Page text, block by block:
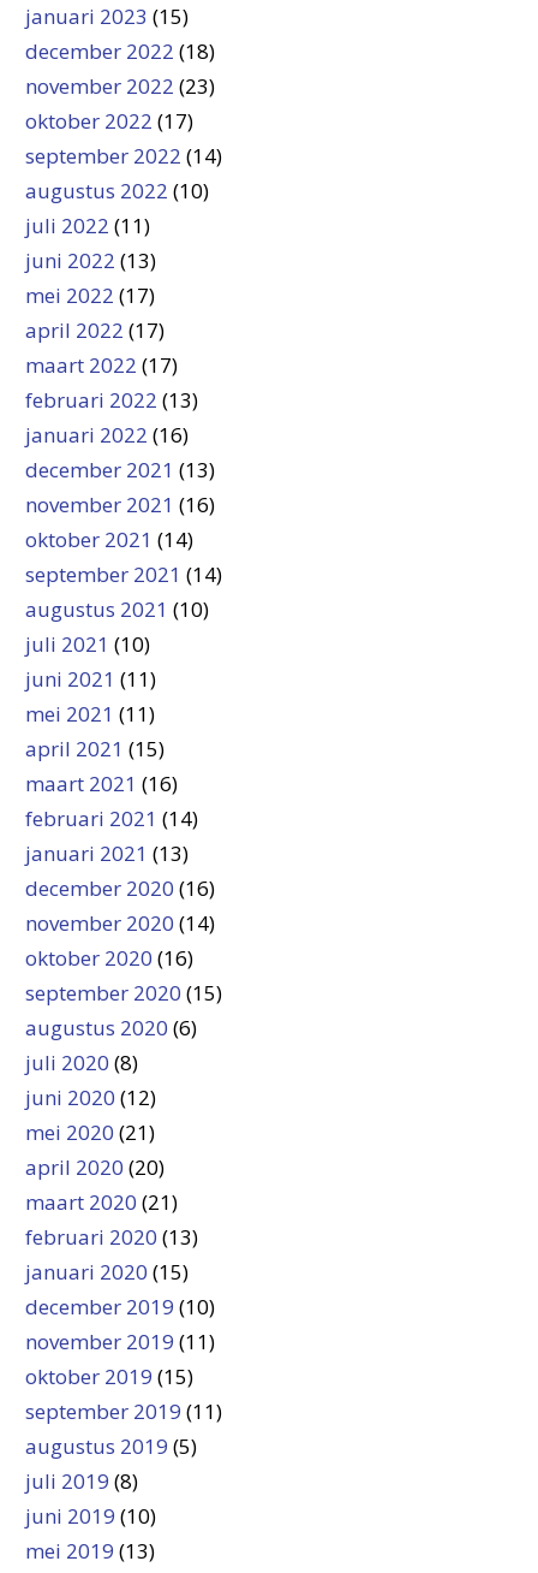
januari 2023 (15)
december 2022 (18)
november 2022 (23)
oktober 2022 (17)
september 2022 (14)
augustus 2022 (10)
juli 2022 (11)
juni 2022 (13)
mei 2022 (17)
april 2022 (17)
maart 2022 (17)
februari 2022 (13)
januari 2022 (16)
december 2021 (13)
november 2021 (16)
oktober 2021 (14)
september 2021 (14)
augustus 2021 (10)
juli 2021 (10)
juni 2021 (11)
mei 2021 (11)
april 2021 (15)
maart 2021 (16)
februari 2021 (14)
januari 2021 (13)
december 2020 (16)
november 2020 (14)
oktober 2020 (16)
september 2020 (15)
augustus 2020 (6)
juli 2020 (8)
juni 2020 (12)
mei 2020 (21)
april 2020 (20)
maart 2020 (21)
februari 2020 (13)
januari 2020 (15)
december 2019 (10)
november 2019 (11)
oktober 2019 (15)
september 2019 (11)
augustus 2019 (5)
juli 2019 (8)
juni 2019 (10)
mei 2019 (13)